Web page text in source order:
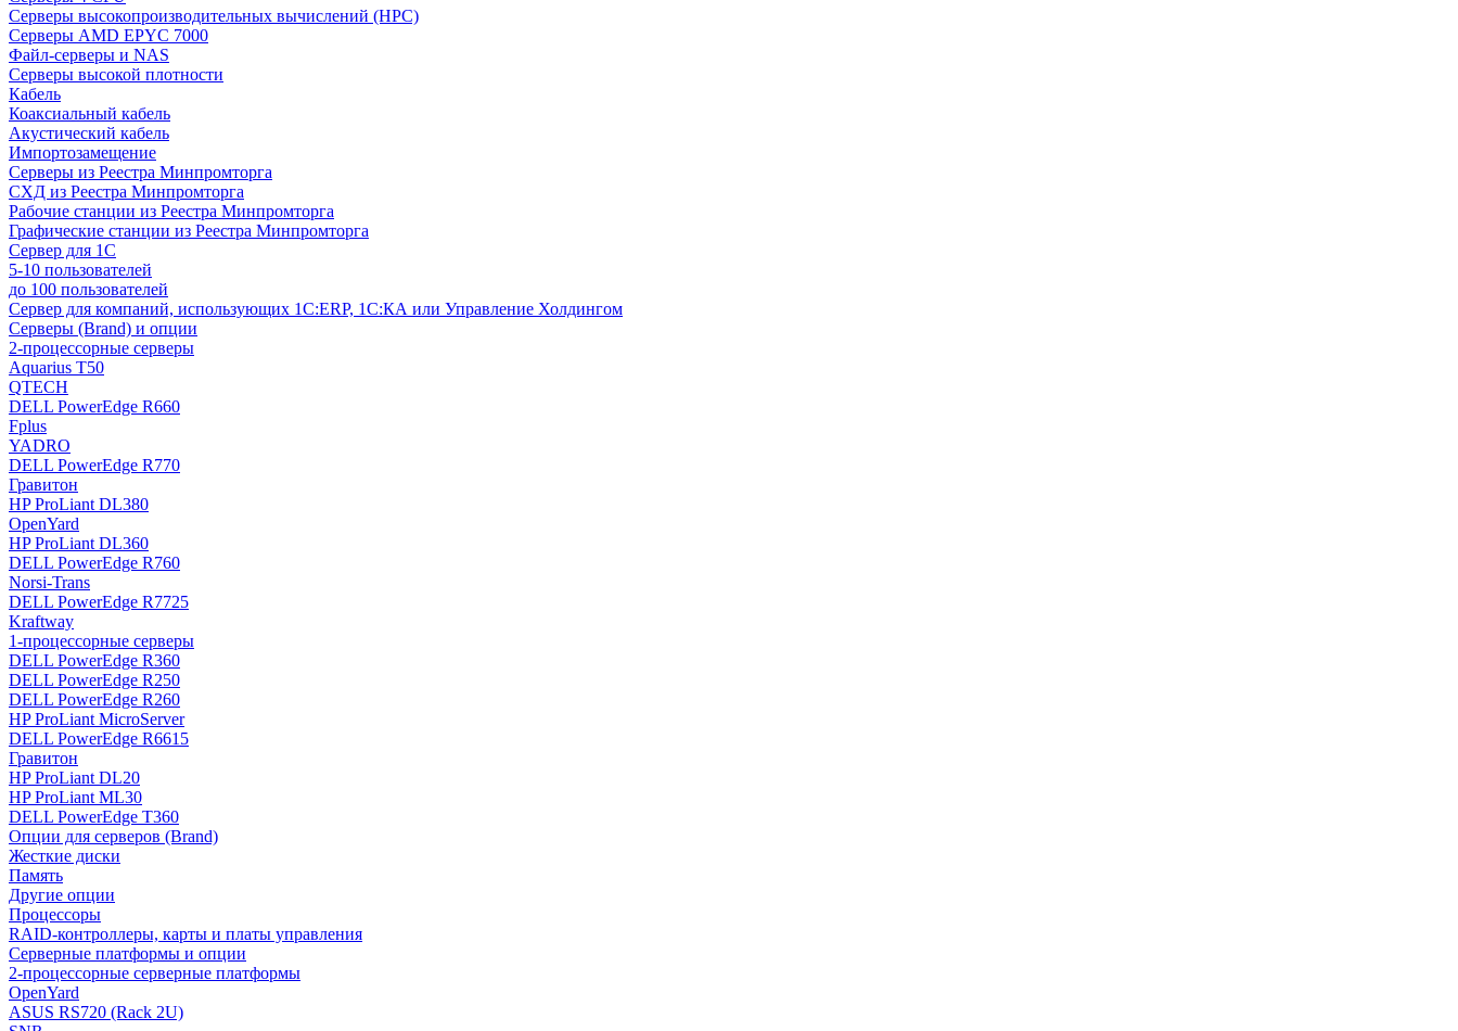
Серверы высокопроизводительных вычислений (HPC)
Серверы AMD EPYC 7000
Файл-серверы и NAS
Серверы высокой плотности
Кабель
Коаксиальный кабель
Акустический кабель
Импортозамещение
Серверы из Реестра Минпромторга
СХД из Реестра Минпромторга
Рабочие станции из Реестра Минпромторга
Графические станции из Реестра Минпромторга
Сервер для 1С
5-10 пользователей
до 100 пользователей
Сервер для компаний, использующих 1C:ERP, 1С:КА или Управление Холдингом
Серверы (Brand) и опции
2-процессорные серверы
Aquarius T50
QTECH
DELL PowerEdge R660
Fplus
YADRO
DELL PowerEdge R770
Гравитон
HP ProLiant DL380
OpenYard
HP ProLiant DL360
DELL PowerEdge R760
Norsi-Trans
DELL PowerEdge R7725
Kraftway
1-процессорные серверы
DELL PowerEdge R360
DELL PowerEdge R250
DELL PowerEdge R260
HP ProLiant MicroServer
DELL PowerEdge R6615
Гравитон
HP ProLiant DL20
HP ProLiant ML30
DELL PowerEdge T360
Опции для серверов (Brand)
Жесткие диски
Память
Другие опции
Процессоры
RAID-контроллеры, карты и платы управления
Серверные платформы и опции
2-процессорные серверные платформы
OpenYard
ASUS RS720 (Rack 2U)